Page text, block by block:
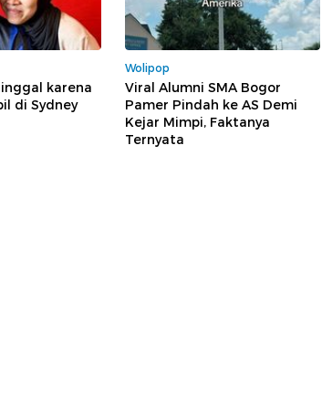
karena
di Sydney
Wolipop
Viral Alumni SMA Bogor
Pamer Pindah ke AS Demi
Kejar Mimpi, Faktanya
Ternyata